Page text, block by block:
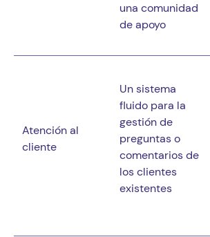
una comunidad
de apoyo
Atención al
cliente
Un sistema
fluido para la
gestión de
preguntas o
comentarios de
los clientes
existentes